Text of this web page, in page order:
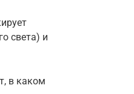
света) и
в каком